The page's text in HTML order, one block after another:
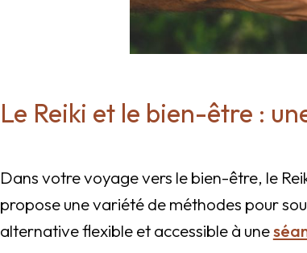
Le Reiki et le bien-être :
Dans votre voyage vers le bien-être, le
propose une variété de méthodes pour
alternative flexible et accessible à une